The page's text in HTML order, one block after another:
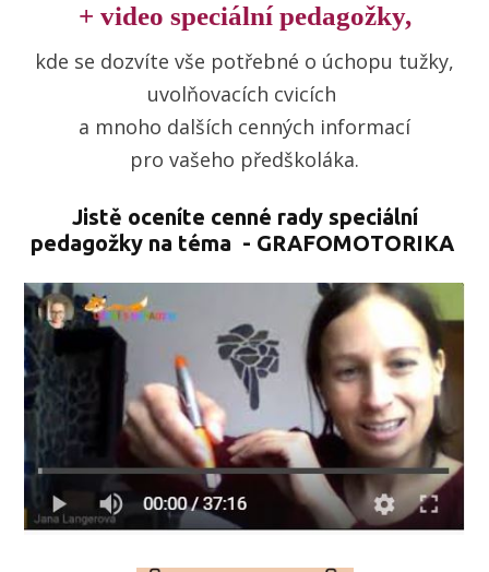
+ video speciální pedagožky,
kde se dozvíte vše potřebné o úchopu tužky,
uvolňovacích cvicích
a mnoho dalších cenných informací
pro vašeho předškoláka.
Jistě oceníte cenné rady speciální
pedagožky na téma - GRAFOMOTORIKA